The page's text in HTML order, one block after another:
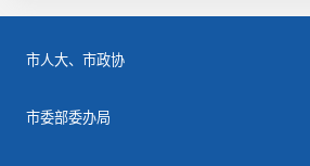
市人大、市政协
市委部委办局